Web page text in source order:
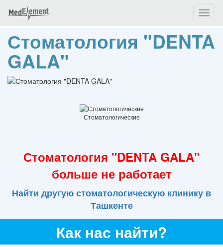
Стоматология "DENTA
GALA"
Стоматологические
Стоматология "DENTA GALA"
больше не работает
Найти другую стоматологическую клинику в
Ташкенте
Как нас найти?